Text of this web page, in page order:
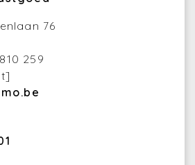
76
259